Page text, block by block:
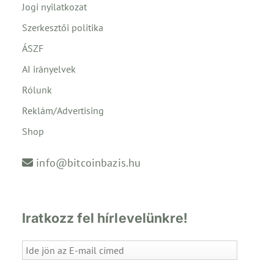
Jogi nyilatkozat
Szerkesztői politika
ÁSZF
AI irányelvek
Rólunk
Reklám/Advertising
Shop
info@bitcoinbazis.hu
Iratkozz fel hírlevelünkre!